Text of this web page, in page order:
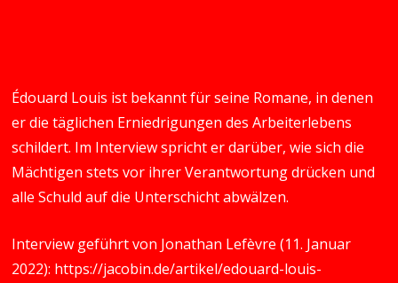
Édouard Louis ist bekannt für seine Romane, in denen
er die täglichen Erniedrigungen des Arbeiterlebens
schildert. Im Interview spricht er darüber, wie sich die
Mächtigen stets vor ihrer Verantwortung drücken und
alle Schuld auf die Unterschicht abwälzen.
Interview geführt von Jonathan Lefèvre (11. Januar
2022): https://jacobin.de/artikel/edouard-louis-